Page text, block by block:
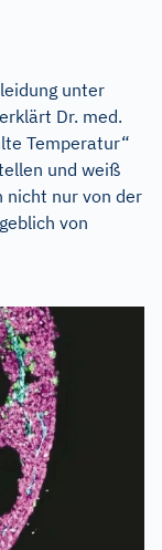
unter
Dr. med.
Temperatur“
und weiß
nicht nur von der
von